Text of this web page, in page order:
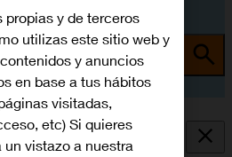
propias y de terceros
utilizas este sitio web y
y anuncios
en base a tus hábitos
visitadas,
etc) Si quieres
vistazo a nuestra